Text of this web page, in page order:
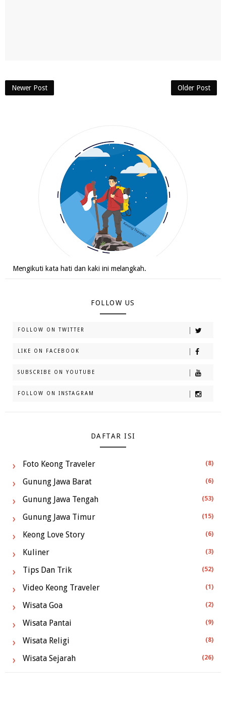
Newer Post Older Post
Mengikuti kata hati dan kaki ini melangkah.
FOLLOW US
FOLLOW ON TWITTER
LIKE ON FACEBOOK
SUBSCRIBE ON YOUTUBE
FOLLOW ON INSTAGRAM
DAFTAR ISI
Foto Keong Traveler (8)
Gunung Jawa Barat (6)
Gunung Jawa Tengah (53)
Gunung Jawa Timur (15)
Keong Love Story (6)
Kuliner (3)
Tips Dan Trik (52)
Video Keong Traveler (1)
Wisata Goa (2)
Wisata Pantai (9)
Wisata Religi (8)
Wisata Sejarah (26)